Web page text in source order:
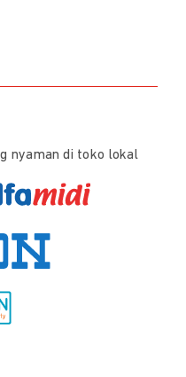
nyaman di toko lokal